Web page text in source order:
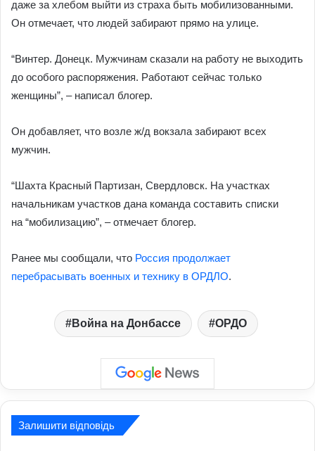
даже за хлебом выйти из страха быть мобилизованными.
Он отмечает, что людей забирают прямо на улице.
“Винтер. Донецк. Мужчинам сказали на работу не выходить
до особого распоряжения. Работают сейчас только
женщины”, – написал блогер.
Он добавляет, что возле ж/д вокзала забирают всех
мужчин.
“Шахта Красный Партизан, Свердловск. На участках
начальникам участков дана команда составить списки
на “мобилизацию”, – отмечает блогер.
Ранее мы сообщали, что Россия продолжает
перебрасывать военных и технику в ОРДЛО.
Война на Донбассе ОРДО
Залишити відповідь